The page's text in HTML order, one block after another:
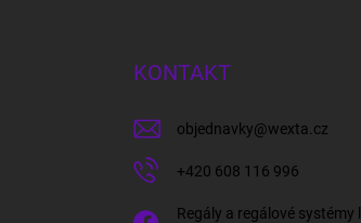
KONTAKT
objednavky@wexta.cz
+420 608 116 996
Regály a regálové systémy l